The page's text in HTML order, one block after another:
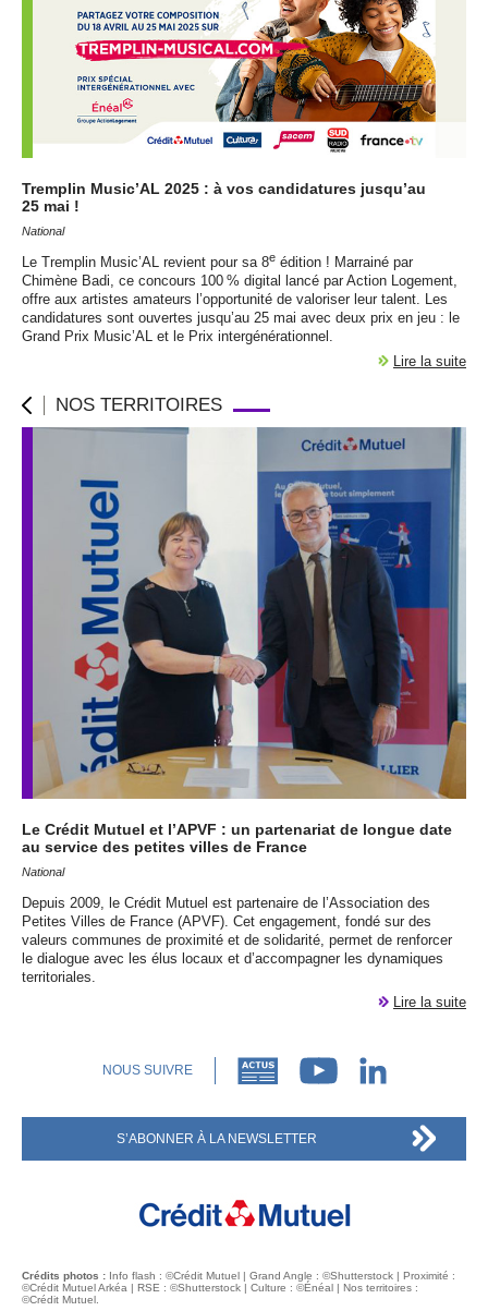
Tremplin Music’AL 2025 : à vos candidatures jusqu’au
25 mai !
National
Le Tremplin Music’AL revient pour sa 8e édition ! Marrainé par
Chimène Badi, ce concours 100 % digital lancé par Action Logement,
offre aux artistes amateurs l’opportunité de valoriser leur talent. Les
candidatures sont ouvertes jusqu’au 25 mai avec deux prix en jeu : le
Grand Prix Music’AL et le Prix intergénérationnel.
Lire la suite
NOS TERRITOIRES
Le Crédit Mutuel et l’APVF : un partenariat de longue date
au service des petites villes de France
National
Depuis 2009, le Crédit Mutuel est partenaire de l’Association des
Petites Villes de France (APVF). Cet engagement, fondé sur des
valeurs communes de proximité et de solidarité, permet de renforcer
le dialogue avec les élus locaux et d’accompagner les dynamiques
territoriales.
Lire la suite
NOUS SUIVRE
S’ABONNER À LA NEWSLETTER
Crédits photos : Info flash : ©Crédit Mutuel | Grand Angle : ©Shutterstock | Proximité :
©Crédit Mutuel Arkéa | RSE : ©Shutterstock | Culture : ©Énéal | Nos territoires :
©Crédit Mutuel.